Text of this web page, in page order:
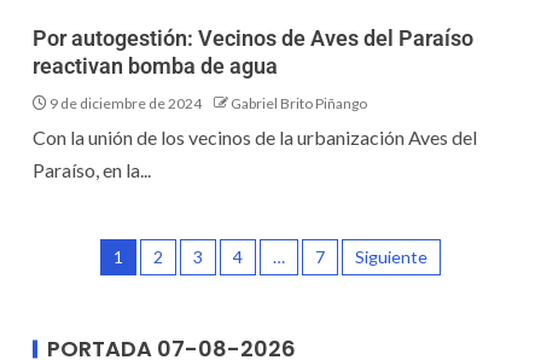
Por autogestión: Vecinos de Aves del Paraíso
reactivan bomba de agua
9 de diciembre de 2024 Gabriel Brito Piñango
Con la unión de los vecinos de la urbanización Aves del
Paraíso, en la...
1 2 3 4 … 7 Siguiente
PORTADA 07-08-2026